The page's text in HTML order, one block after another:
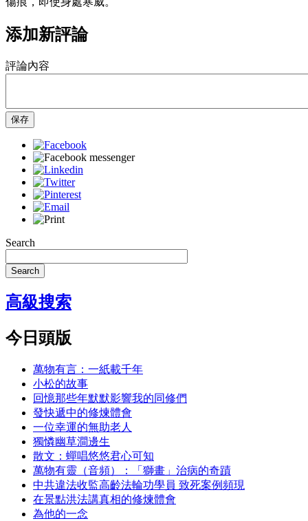
添加新評論
評論內容
保存
Search
Search
高級搜索
今日頭版
萬物有言：一紙載千年
小松的故事
回憶那些年默默影響我的同修們
發快遞中的修煉體會
一位幸運的無助老人
獨憐幽草澗邊生
散文：蟬唱悠悠君心可知
萬物有靈（音頻）：「獅畫」治病的奇蹟
中共違法收監高齡法輪功學員 致死案例頻現
在景點洪法講真相的修煉體會
為他的一念